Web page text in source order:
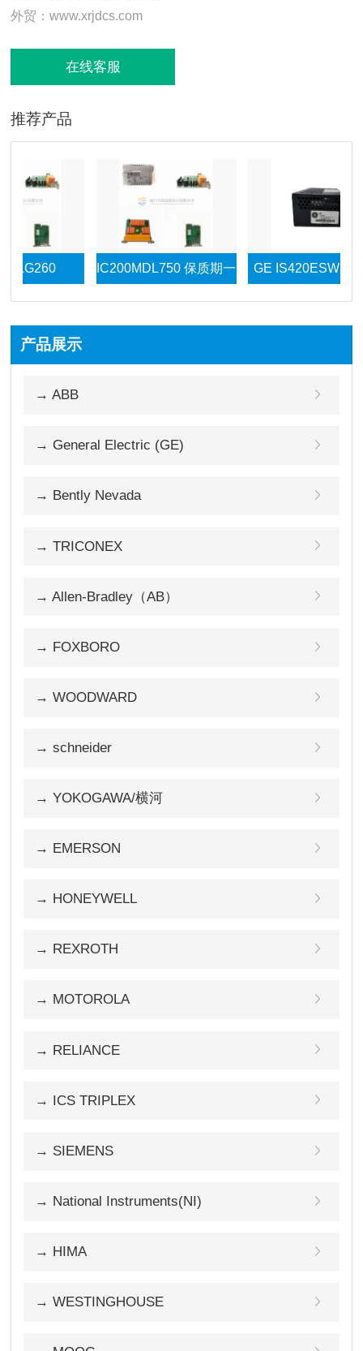
外贸：www.xrjdcs.com
在线客服
推荐产品
IC200MDL750 保质期一
年
GE IS420ESWBH3AX
工业以太网交换机
包邮
产品展示
→ ABB
→ General Electric (GE)
→ Bently Nevada
→ TRICONEX
→ Allen-Bradley（AB）
→ FOXBORO
→ WOODWARD
→ schneider
→ YOKOGAWA/横河
→ EMERSON
→ HONEYWELL
→ REXROTH
→ MOTOROLA
→ RELIANCE
→ ICS TRIPLEX
→ SIEMENS
→ National Instruments(NI)
→ HIMA
→ WESTINGHOUSE